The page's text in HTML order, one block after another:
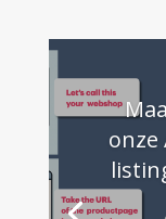
onze